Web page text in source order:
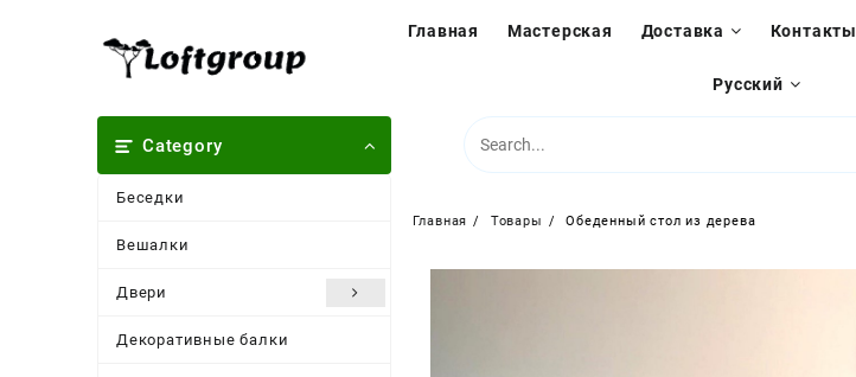
Главная Мастерская Доставка Контакты
Русский
Category
Беседки
Вешалки
Двери
Декоративные балки
Главная Товары Обеденный стол из дерева